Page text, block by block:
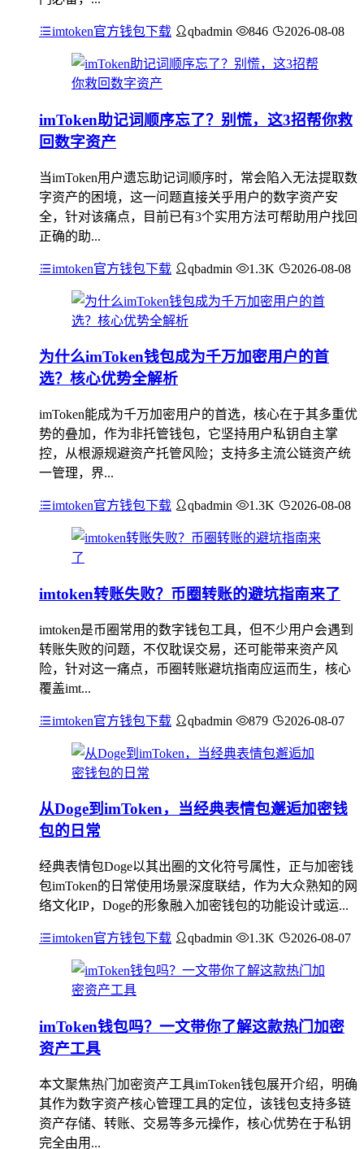
imtoken官方钱包下载 qbadmin 846 2026-08-08
imToken助记词顺序忘了？别慌，这3招帮你救
回数字资产
当imToken用户遗忘助记词顺序时，常会陷入无法提取数
字资产的困境，这一问题直接关乎用户的数字资产安
全，针对该痛点，目前已有3个实用方法可帮助用户找回
正确的助...
imtoken官方钱包下载 qbadmin 1.3K 2026-08-08
为什么imToken钱包成为千万加密用户的首
选？核心优势全解析
imToken能成为千万加密用户的首选，核心在于其多重优
势的叠加，作为非托管钱包，它坚持用户私钥自主掌
控，从根源规避资产托管风险；支持多主流公链资产统
一管理，界...
imtoken官方钱包下载 qbadmin 1.3K 2026-08-08
imtoken转账失败？币圈转账的避坑指南来了
imtoken是币圈常用的数字钱包工具，但不少用户会遇到
转账失败的问题，不仅耽误交易，还可能带来资产风
险，针对这一痛点，币圈转账避坑指南应运而生，核心
覆盖imt...
imtoken官方钱包下载 qbadmin 879 2026-08-07
从Doge到imToken，当经典表情包邂逅加密钱
包的日常
经典表情包Doge以其出圈的文化符号属性，正与加密钱
包imToken的日常使用场景深度联结，作为大众熟知的网
络文化IP，Doge的形象融入加密钱包的功能设计或运...
imtoken官方钱包下载 qbadmin 1.3K 2026-08-07
imToken钱包吗？一文带你了解这款热门加密
资产工具
本文聚焦热门加密资产工具imToken钱包展开介绍，明确
其作为数字资产核心管理工具的定位，该钱包支持多链
资产存储、转账、交易等多元操作，核心优势在于私钥
完全由用...